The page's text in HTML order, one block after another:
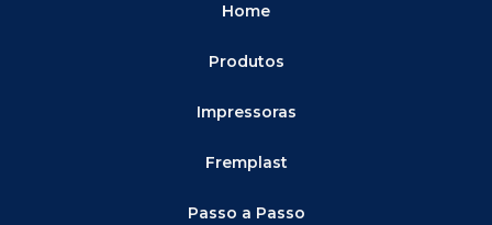
Home
Produtos
Impressoras
Fremplast
Passo a Passo